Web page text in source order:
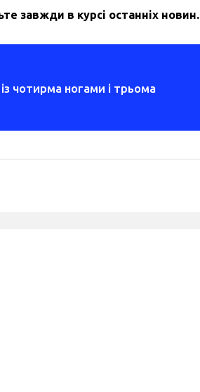
завжди в курсі останніх новин.
чотирма ногами і трьома